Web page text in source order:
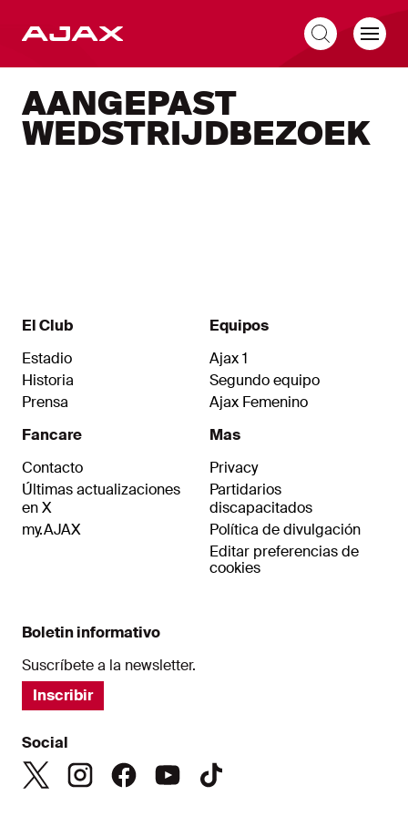
AANGEPAST
WEDSTRIJDBEZOEK
El Club
Estadio
Historia
Prensa
Fancare
Contacto
Últimas actualizaciones
en X
my.AJAX
Equipos
Ajax 1
Segundo equipo
Ajax Femenino
Mas
Privacy
Partidarios
discapacitados
Política de divulgación
Editar preferencias de
cookies
Boletin informativo
Suscríbete a la newsletter.
Inscribir
Social